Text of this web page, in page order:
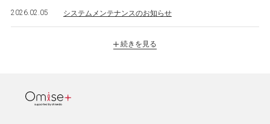
2026.02.05 システムメンテナンスのお知らせ
続きを見る